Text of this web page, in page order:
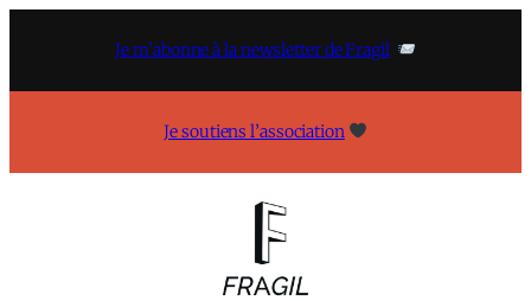
Je m’abonne à la newsletter de Fragil
Je soutiens l’association